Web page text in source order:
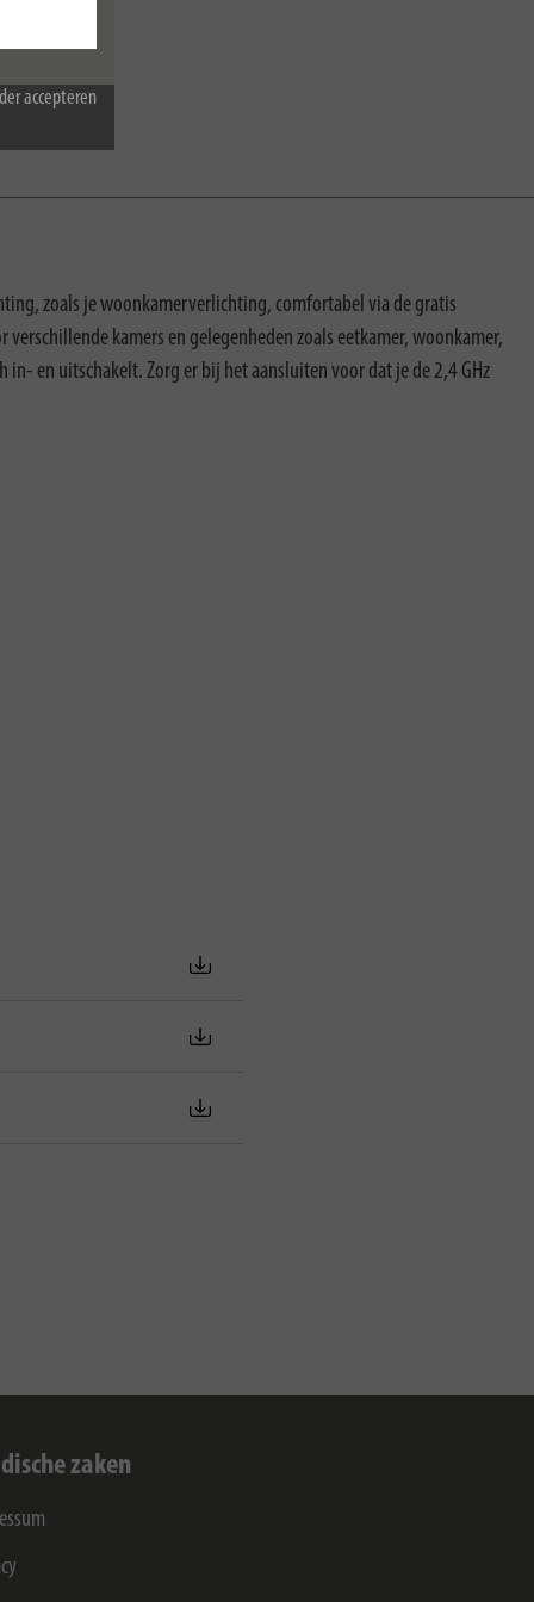
accepteren
zoals je woonkamerverlichting, comfortabel via de gratis
kamers en gelegenheden zoals eetkamer, woonkamer,
en uitschakelt. Zorg er bij het aansluiten voor dat je de 2,4 GHz
zaken